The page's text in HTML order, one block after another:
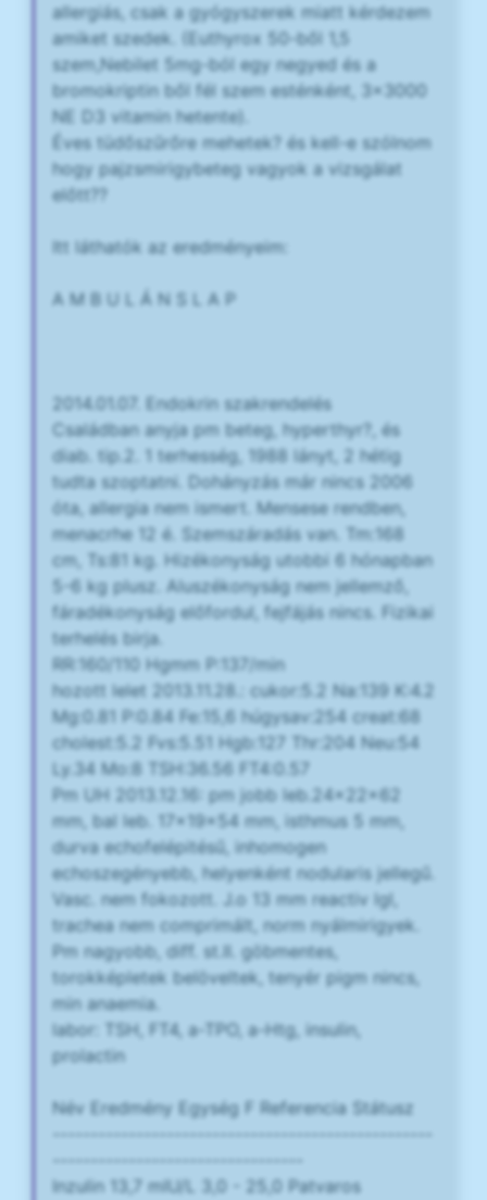
allergiás, csak a gyógyszerek miatt kérdezem
amiket szedek. (Euthyrox 50-ből 1,5
szem,Nebilet 5mg-ból egy negyed és a
bromokriptin ből fél szem esténként, 3x3000
NE D3 vitamin hetente).
Éves tüdőszűrőre mehetek? és kell-e szólnom
hogy pajzsmirigybeteg vagyok a vizsgálat
előtt??
Itt láthatók az eredményeim:
A M B U L Á N S L A P
2014.01.07. Endokrin szakrendelés
Családban anyja pm beteg, hyperthyr?, és
diab. tip.2. 1 terhesség, 1988 lányt, 2 hétig
tudta szoptatni. Dohányzás már nincs 2006
óta, allergia nem ismert. Mensese rendben,
menacrhe 12 é. Szemszáradás van. Tm:168
cm, Ts:81 kg. Hizékonyság utobbi 6 hónapban
5-6 kg plusz. Aluszékonyság nem jellemző,
fáradékonyság előfordul, fejfájás nincs. Fizikai
terhelés birja.
RR:160/110 Hgmm P:137/min
hozott lelet 2013.11.28.: cukor:5.2 Na:139 K:4.2
Mg:0.81 P:0.84 Fe:15,6 húgysav:254 creat:68
cholest:5.2 Fvs:5.51 Hgb:127 Thr:204 Neu:54
Ly.34 Mo:8 TSH:36.56 FT4:0.57
Pm UH 2013.12.16: pm jobb leb.24x22x62
mm, bal leb. 17x19x54 mm, isthmus 5 mm,
durva echofelépitésű, inhomogen
echoszegényebb, helyenként nodularis jellegű.
Vasc. nem fokozott. J.o 13 mm reactiv lgl,
trachea nem comprimált, norm nyálmirigyek.
Pm nagyobb, diff. st.II. göbmentes,
torokképletek belöveltek, tenyér pigm nincs,
min anaemia.
labor: TSH, FT4, a-TPO, a-Htg, insulin,
prolactin
Név Eredmény Egység F Referencia Státusz
Inzulin 13,7 mIU/L 3,0 - 25,0 Patvaros